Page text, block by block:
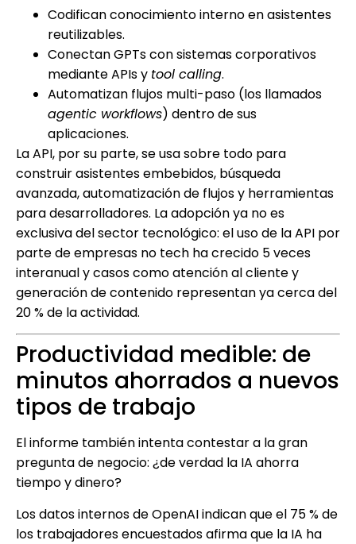
Codifican conocimiento interno en asistentes
reutilizables.
Conectan GPTs con sistemas corporativos
mediante APIs y tool calling.
Automatizan flujos multi-paso (los llamados
agentic workflows) dentro de sus
aplicaciones.
La API, por su parte, se usa sobre todo para
construir asistentes embebidos, búsqueda
avanzada, automatización de flujos y herramientas
para desarrolladores. La adopción ya no es
exclusiva del sector tecnológico: el uso de la API por
parte de empresas no tech ha crecido 5 veces
interanual y casos como atención al cliente y
generación de contenido representan ya cerca del
20 % de la actividad.
Productividad medible: de
minutos ahorrados a nuevos
tipos de trabajo
El informe también intenta contestar a la gran
pregunta de negocio: ¿de verdad la IA ahorra
tiempo y dinero?
Los datos internos de OpenAI indican que el 75 % de
los trabajadores encuestados afirma que la IA ha